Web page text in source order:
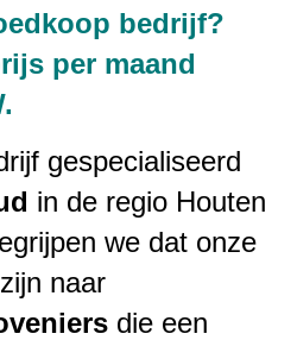
bedrijf?
per maand
gespecialiseerd
in de regio Houten
we dat onze
naar
die een